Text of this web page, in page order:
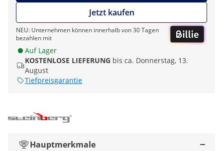
Jetzt kaufen
NEU: Unternehmen können innerhalb von 30 Tagen
bezahlen mit
Auf Lager
KOSTENLOSE LIEFERUNG bis ca. Donnerstag, 13.
August
Tiefpreisgarantie
Hauptmerkmale